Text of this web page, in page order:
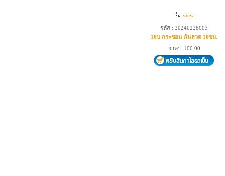
view
รหัส : 20240228003
10บ กระชอน ก้นลวด 10ซม.
ราคา: 100.00